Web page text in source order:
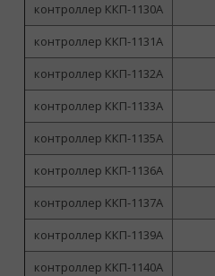
контроллер ККП-1130А
контроллер ККП-1131А
контроллер ККП-1132А
контроллер ККП-1133А
контроллер ККП-1135А
контроллер ККП-1136А
контроллер ККП-1137А
контроллер ККП-1139А
контроллер ККП-1140А